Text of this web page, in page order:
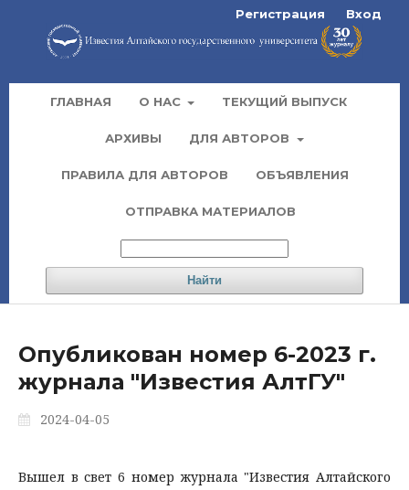
ГЛАВНАЯ О НАС ТЕКУЩИЙ ВЫПУСК
АРХИВЫ ДЛЯ АВТОРОВ
ПРАВИЛА ДЛЯ АВТОРОВ ОБЪЯВЛЕНИЯ
ОТПРАВКА МАТЕРИАЛОВ
Найти
Регистрация Вход
Опубликован номер 6-2023 г.
журнала "Известия АлтГУ"
2024-04-05
Вышел в свет 6 номер журнала "Известия Алтайского